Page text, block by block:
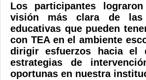
Los participantes
visión más clara de las
educativas que pueden
con TEA en el ambiente
dirigir esfuerzos hacia el
estrategias de
oportunas en nuestra